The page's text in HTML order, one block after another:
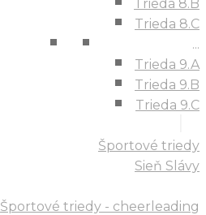
Trieda 8.B
Trieda 8.C
...
Trieda 9.A
Trieda 9.B
Trieda 9.C
Športové triedy
Sieň Slávy
Športové triedy - cheerleading